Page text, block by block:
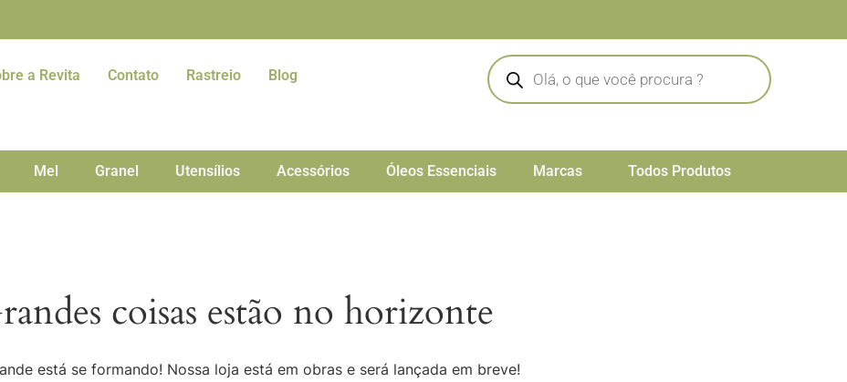
a Revita Contato Rastreio Blog
Mel Granel Utensílios Acessórios Óleos Essenciais Marcas Todos Produtos
coisas estão no horizonte
está se formando! Nossa loja está em obras e será lançada em breve!